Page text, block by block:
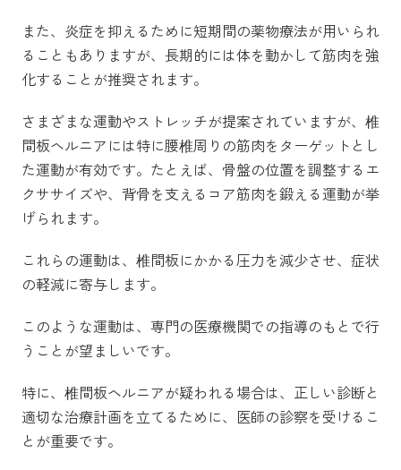
また、炎症を抑えるために短期間の薬物療法が用いられ
ることもありますが、長期的には体を動かして筋肉を強
化することが推奨されます。
さまざまな運動やストレッチが提案されていますが、椎
間板ヘルニアには特に腰椎周りの筋肉をターゲットとし
た運動が有効です。たとえば、骨盤の位置を調整するエ
クササイズや、背骨を支えるコア筋肉を鍛える運動が挙
げられます。
これらの運動は、椎間板にかかる圧力を減少させ、症状
の軽減に寄与します。
このような運動は、専門の医療機関での指導のもとで行
うことが望ましいです。
特に、椎間板ヘルニアが疑われる場合は、正しい診断と
適切な治療計画を立てるために、医師の診察を受けるこ
とが重要です。